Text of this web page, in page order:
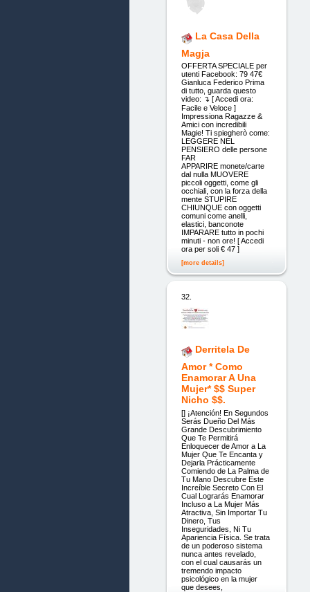
La Casa Della
Magja
OFFERTA SPECIALE per
utenti Facebook: 79 47€
Gianluca Federico Prima
di tutto, guarda questo
video: ↴ [ Accedi ora:
Facile e Veloce ]
Impressiona Ragazze &
Amici con incredibili
Magie! Ti spiegherò come:
LEGGERE NEL
PENSIERO delle persone
FAR
APPARIRE monete/carte
dal nulla MUOVERE
piccoli oggetti, come gli
occhiali, con la forza della
mente STUPIRE
CHIUNQUE con oggetti
comuni come anelli,
elastici, banconote ​
IMPARARE tutto in pochi
minuti - non ore! [ Accedi
ora per soli € 47 ]
[more details]
32.
Derritela De
Amor * Como
Enamorar A Una
Mujer* $$ Super
Nicho $$.
[] ¡Atención! En Segundos
Serás Dueño Del Más
Grande Descubrimiento
Que Te Permitirá
Enloquecer de Amor a La
Mujer Que Te Encanta y
Dejarla Prácticamente
Comiendo de La Palma de
Tu Mano Descubre Este
Increíble Secreto Con El
Cual Lograrás Enamorar
Incluso a La Mujer Más
Atractiva, Sin Importar Tu
Dinero, Tus
Inseguridades, Ni Tu
Apariencia Física. Se trata
de un poderoso sistema
nunca antes revelado,
con el cual causarás un
tremendo impacto
psicológico en la mujer
que desees,